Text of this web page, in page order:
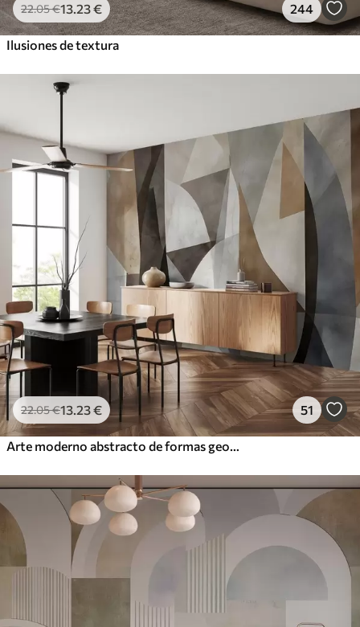
22.05€13.23€ 244
Ilusiones de textura
22.05€13.23€ 51
Arte moderno abstracto de formas geométricas texturadas en tonos marrones, grises y beige